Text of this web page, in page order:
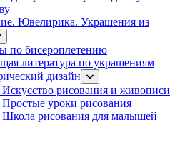
Ювелирика. Украшения из
по бисероплетению
литература по украшениям
дизайн
рисования и живописи
уроки рисования
рисования для малышей